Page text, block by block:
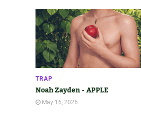
TRAP
Noah Zayden - APPLE
May 16, 2026